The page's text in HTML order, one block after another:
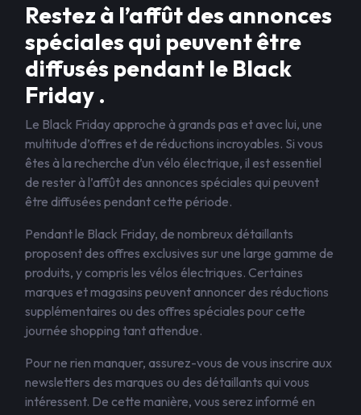
Restez à l’affût des annonces
spéciales qui peuvent être
diffusés pendant le Black
Friday .
Le Black Friday approche à grands pas et avec lui, une
multitude d’offres et de réductions incroyables. Si vous
êtes à la recherche d’un vélo électrique, il est essentiel
de rester à l’affût des annonces spéciales qui peuvent
être diffusées pendant cette période.
Pendant le Black Friday, de nombreux détaillants
proposent des offres exclusives sur une large gamme de
produits, y compris les vélos électriques. Certaines
marques et magasins peuvent annoncer des réductions
supplémentaires ou des offres spéciales pour cette
journée shopping tant attendue.
Pour ne rien manquer, assurez-vous de vous inscrire aux
newsletters des marques ou des détaillants qui vous
intéressent. De cette manière, vous serez informé en